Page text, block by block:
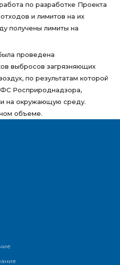
по разработке Проекта
и лимитов на их
получены лимиты на
проведена
выбросов загрязняющих
по результатам которой
Росприроднадзора,
на окружающую среду.
объеме.